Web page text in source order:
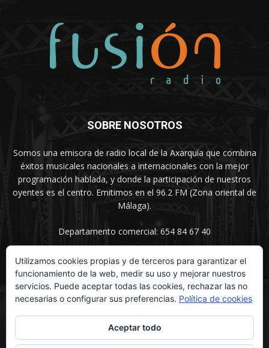
SOBRE NOSOTROS
Somos una emisora de radio local de la Axarquía que combina
éxitos musicales nacionales a internacionales con la mejor
programación hablada, y donde la participación de nuestros
oyentes es el centro. Emitimos en el 96.2 FM (Zona oriental de
Málaga).
Departamento comercial: 654 84 67 40
SÍGUENOS
Utilizamos cookies propias y de terceros para garantizar el
funcionamiento de la web, medir su uso y mejorar nuestros
servicios. Puede aceptar todas las cookies, rechazar las no
necesarias o configurar sus preferencias. Política de cookies
Aceptar todo